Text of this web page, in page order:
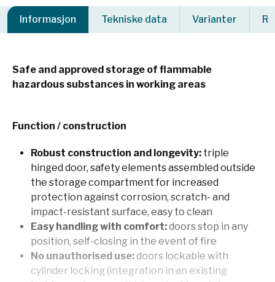
Informasjon Tekniske data Varianter
Safe and approved storage of flammable
hazardous substances in working areas
Function / construction
Robust construction and longevity: triple
hinged door, safety elements assembled outside
the storage compartment for increased
protection against corrosion, scratch- and
impact-resistant surface, easy to clean
Easy handling with comfort:doors stop in any
position, self-closing in the event of fire
No unauthorised use:doors lockable with
cylinder locking (integration in an existing